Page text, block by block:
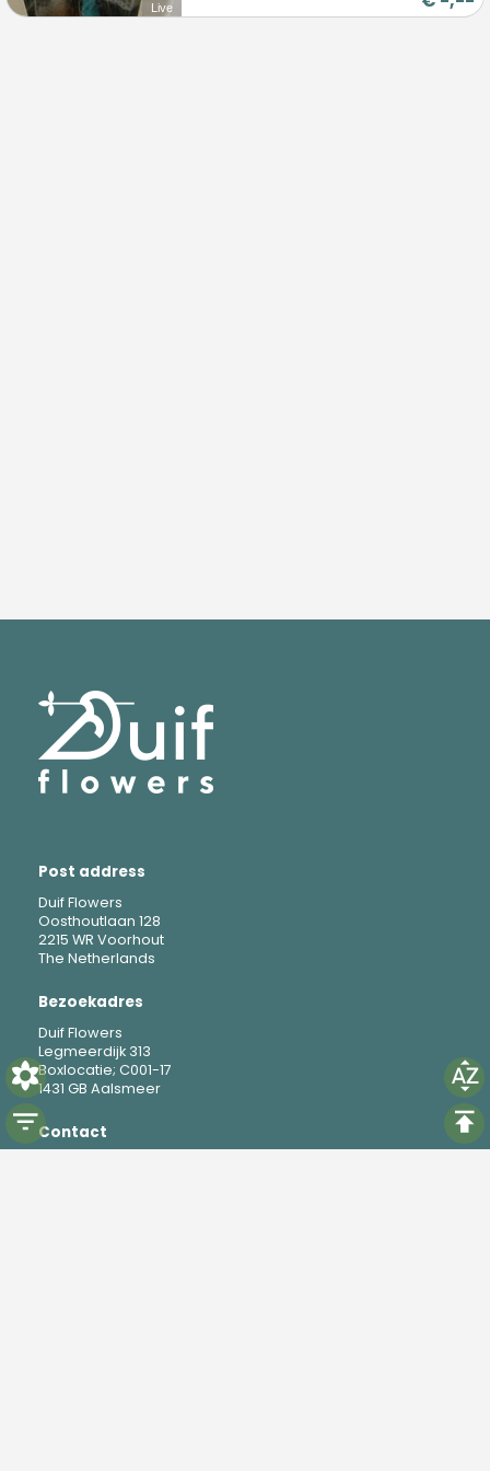
Live
Post address
Duif Flowers
Oosthoutlaan 128
2215 WR Voorhout
The Netherlands
Bezoekadres
Duif Flowers
Legmeerdijk 313
Boxlocatie; C001-17
1431 GB Aalsmeer
Contact